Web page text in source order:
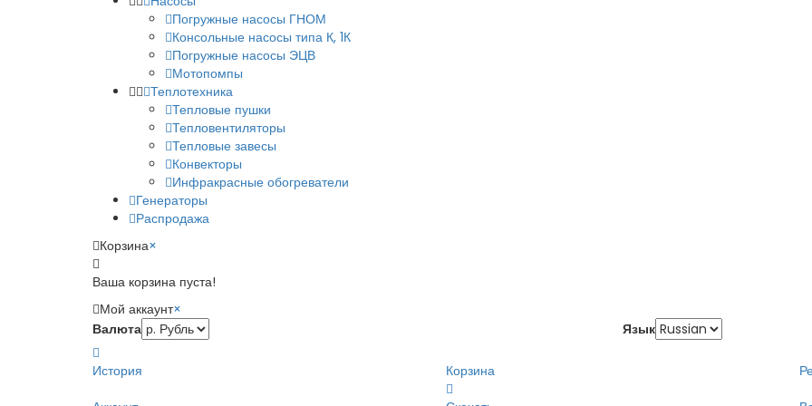
Погружные насосы ГНОМ
Консольные насосы типа К, 1К
Погружные насосы ЭЦВ
Мотопомпы
Теплотехника
Тепловые пушки
Тепловентиляторы
Тепловые завесы
Конвекторы
Инфракрасные обогреватели
Генераторы
Распродажа
Корзина×
Ваша корзина пуста!
Мой аккаунт×
Валюта
Язык
История Корзина